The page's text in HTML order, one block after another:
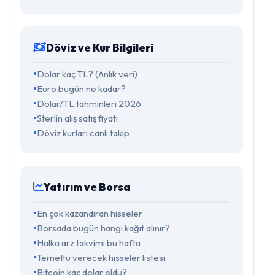
Döviz ve Kur Bilgileri
Dolar kaç TL? (Anlık veri)
Euro bugün ne kadar?
Dolar/TL tahminleri 2026
Sterlin alış satış fiyatı
Döviz kurları canlı takip
Yatırım ve Borsa
En çok kazandıran hisseler
Borsada bugün hangi kağıt alınır?
Halka arz takvimi bu hafta
Temettü verecek hisseler listesi
Bitcoin kaç dolar oldu?